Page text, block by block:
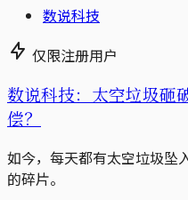
数说科技
仅限注册用户
数说科技：太空垃圾砸
偿？
如今，每天都有太空垃圾坠
的碎片。